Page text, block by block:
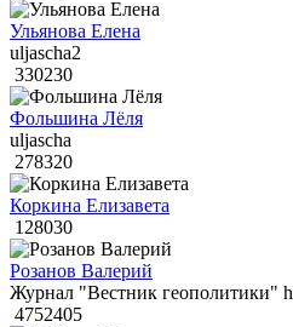
Ульянова Елена
uljascha2
330230
Фольшина Лёля
uljascha
278320
Коркина Елизавета
128030
Розанов Валерий
Журнал "Вестник геополитики"
4752405